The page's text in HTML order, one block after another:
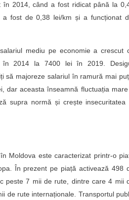
în 2014, când a fost ridicat până la
a fost de 0,38 lei/km și a funcționat
mediu pe economie a crescut
2014 la 7400 lei în 2019.
să majoreze salariul în ramură mai
dar aceasta înseamnă fluctuația
supra normă și crește insecuritatea
Moldova este caracterizat printr-o
În prezent pe piață activează 498
peste 7 mii de rute, dintre care 4 mii
de rute internaționale. Transportul